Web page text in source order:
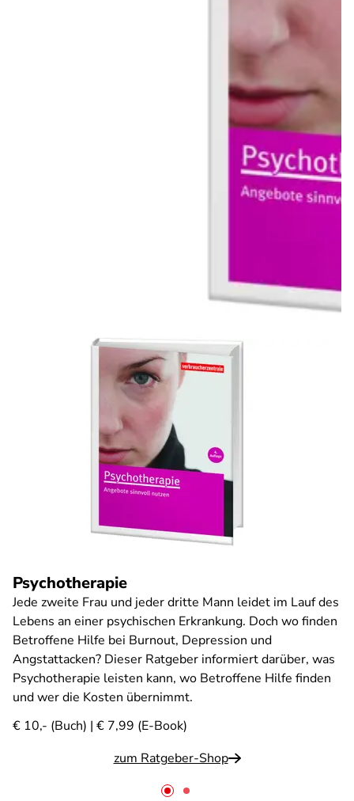
Psychotherapie
Jede zweite Frau und jeder dritte Mann leidet im Lauf des
Lebens an einer psychischen Erkrankung. Doch wo finden
Betroffene Hilfe bei Burnout, Depression und
Angstattacken? Dieser Ratgeber informiert darüber, was
Psychotherapie leisten kann, wo Betroffene Hilfe finden
und wer die Kosten übernimmt.
€ 10,- (Buch) | € 7,99 (E-Book)
zum Ratgeber-Shop